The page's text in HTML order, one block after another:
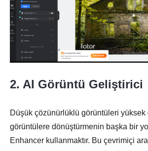
Aşama 1.
2. AI Görüntü Geliştirici
Düşük çözünürlüklü görüntüleri yüksek
görüntülere dönüştürmenin başka bir
Enhancer kullanmaktır. Bu çevrimiçi